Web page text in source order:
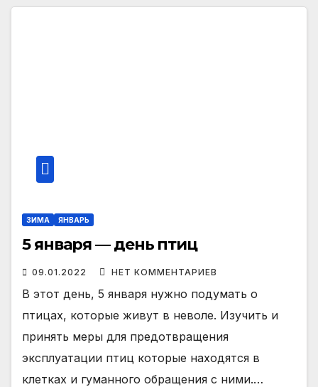
ЗИМА ЯНВАРЬ
5 января — день птиц
09.01.2022 НЕТ КОММЕНТАРИЕВ
В этот день, 5 января нужно подумать о
птицах, которые живут в неволе. Изучить и
принять меры для предотвращения
эксплуатации птиц которые находятся в
клетках и гуманного обращения с ними.…